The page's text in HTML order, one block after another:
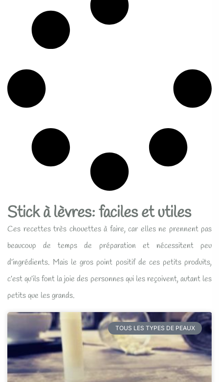
Stick à lèvres: faciles et utiles
Ces recettes très chouettes à faire, car elles ne prennent pas
beaucoup de temps de préparation et nécessitent peu
d’ingrédients. Mais le gros point positif de ces petits produits,
c’est qu’ils font la joie des personnes qui les reçoivent, autant les
petits que les grands.
TOUS LES TYPES DE PEAUX